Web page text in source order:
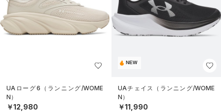
UAローグ6（ランニング/WOME
N）
￥12,980
NEW
UAチェイス（ランニング/WOME
N）
￥11,990